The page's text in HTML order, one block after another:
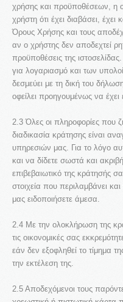
REGISTER
Αυτοκίνητα & Μέλη
Συχνές Ερωτήσεις
Τα νέα μας
Υπηρεσίες
Εκδρομές
Επικοινωνία
χρήσης και προϋποθέσεων, η
χρήστη ότι έχει διαβάσει,
Όρους Χρήσης και τους
αν ο χρήστης δεν αποδεχτεί
προϋποθέσεις της
για λογαριασμό και των
δεσμεύει με τη δική του
οφείλει προηγουμένως να
2.3 Όλες οι πληροφορίες που
διαδικασία κράτησης είναι
υπηρεσιών μας. Για το λόγο
και να δίδετε σωστά και
επιβεβαιωτικό της κράτησής
στοιχεία που περιλαμβάνει
μας ειδοποιήσετε άμεσα.
2.4 Με την ολοκλήρωση της
τις οικονομικές σας
εάν δεν εξοφληθεί το τίμημα
την εκτέλεση της.
2.5 Αποδεχόμενοι τους